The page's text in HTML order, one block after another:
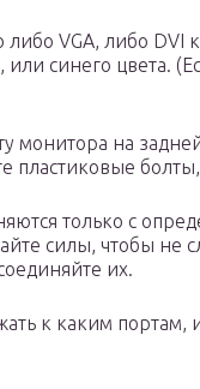
VGA, либо DVI
синего цвета.
монитора на
пластиковые
только с
силы, чтобы не
их.
к каким портам,